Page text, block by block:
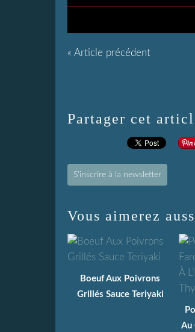
« Article précédent
Partager cet
S'inscrire à la newsletter
Vous aimerez
Boeuf Aux Poivrons
Grillés Sauce Teriyaki
Au